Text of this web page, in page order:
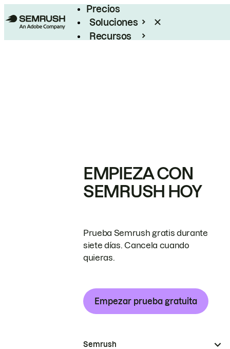
Precios
Soluciones
Recursos
EMPIEZA CON
SEMRUSH HOY
Prueba Semrush gratis durante
siete días. Cancela cuando
quieras.
Empezar prueba gratuita
Semrush